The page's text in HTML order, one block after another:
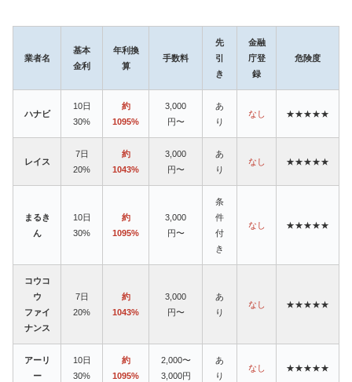
業者名
基本
金利
年利換
算
手数料
先
引
き
金融
庁登
録
危険度
ハナビ
10日
30%
約
1095%
3,000
円〜
あ
り
なし ★★★★★
レイス
7日
20%
約
1043%
3,000
円〜
あ
り
なし ★★★★★
まるき
ん
10日
30%
約
1095%
3,000
円〜
条
件
付
き
なし ★★★★★
コウコ
ウ
ファイ
ナンス
7日
20%
約
1043%
3,000
円〜
あ
り
なし ★★★★★
アーリ
ー
10日
30%
約
1095%
2,000〜
3,000円
あ
り
なし ★★★★★